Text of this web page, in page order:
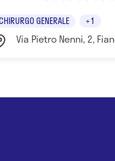
CHIRURGO GENERALE +1
Via Pietro Nenni, 2,